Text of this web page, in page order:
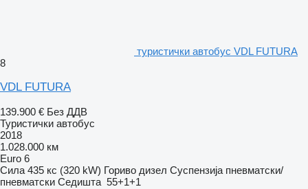
туристички автобус VDL FUTURA
8
VDL FUTURA
139.900 € Без ДДВ
Туристички автобус
2018
1.028.000 км
Euro 6
Сила 435 кс (320 kW) Гориво дизел Суспензија пневматски/
пневматски Седишта 55+1+1